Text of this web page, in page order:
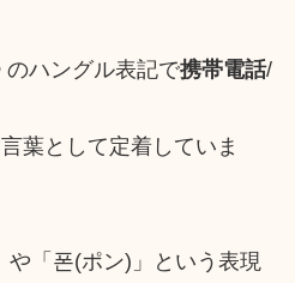
のハングル表記で携帯電話/
葉として定着していま
や「폰(ポン)」という表現